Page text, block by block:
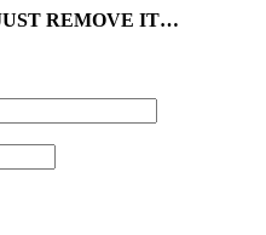
REMOVE IT…